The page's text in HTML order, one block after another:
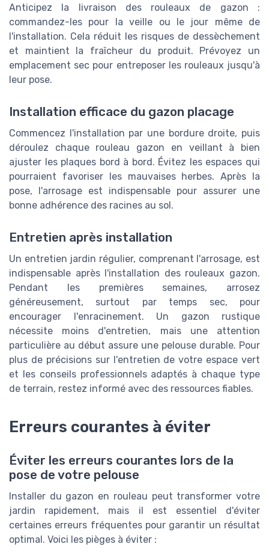
Anticipez la livraison des rouleaux de gazon :
commandez-les pour la veille ou le jour même de
l'installation. Cela réduit les risques de dessèchement
et maintient la fraîcheur du produit. Prévoyez un
emplacement sec pour entreposer les rouleaux jusqu'à
leur pose.
Installation efficace du gazon placage
Commencez l'installation par une bordure droite, puis
déroulez chaque rouleau gazon en veillant à bien
ajuster les plaques bord à bord. Évitez les espaces qui
pourraient favoriser les mauvaises herbes. Après la
pose, l'arrosage est indispensable pour assurer une
bonne adhérence des racines au sol.
Entretien après installation
Un entretien jardin régulier, comprenant l'arrosage, est
indispensable après l'installation des rouleaux gazon.
Pendant les premières semaines, arrosez
généreusement, surtout par temps sec, pour
encourager l'enracinement. Un gazon rustique
nécessite moins d'entretien, mais une attention
particulière au début assure une pelouse durable. Pour
plus de précisions sur l'entretien de votre espace vert
et les conseils professionnels adaptés à chaque type
de terrain, restez informé avec des ressources fiables.
Erreurs courantes à éviter
Éviter les erreurs courantes lors de la
pose de votre pelouse
Installer du gazon en rouleau peut transformer votre
jardin rapidement, mais il est essentiel d'éviter
certaines erreurs fréquentes pour garantir un résultat
optimal. Voici les pièges à éviter :